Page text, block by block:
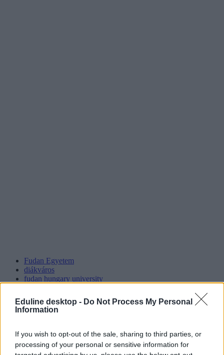
Eduline desktop - Do Not Process My Personal
Information
If you wish to opt-out of the sale, sharing to third parties, or
processing of your personal or sensitive information for
Fudan Egyetem
diákváros
fudan hungary university